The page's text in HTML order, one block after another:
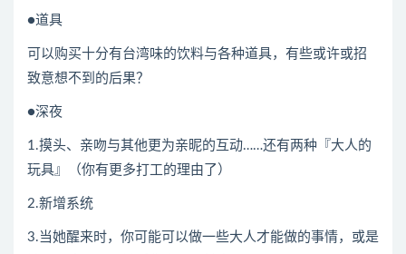
●道具
可以购买十分有台湾味的饮料与各种道具，有些或许或招
致意想不到的后果？
●深夜
1.摸头、亲吻与其他更为亲昵的互动……还有两种『大人的
玩具』（你有更多打工的理由了）
2.新增系统
3.当她醒来时，你可能可以做一些大人才能做的事情，或是